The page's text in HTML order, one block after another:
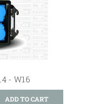
- W16